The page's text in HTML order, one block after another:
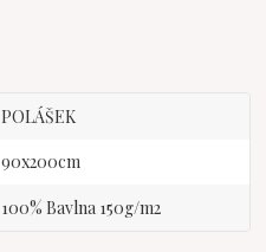
POLÁŠEK
90x200cm
100% Bavlna 150g/m2